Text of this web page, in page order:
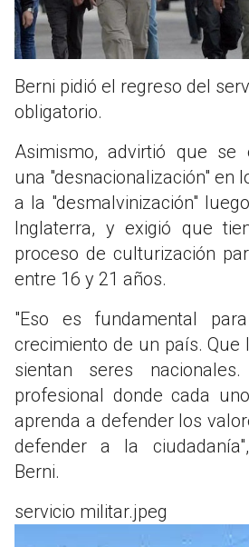
Berni pidió el regreso del
obligatorio.
Asimismo, advirtió que se
una "desnacionalización" en
a la "desmalvinización"
Inglaterra, y exigió que
proceso de culturización
entre 16 y 21 años.
"Eso es fundamental
crecimiento de un país. Que
sientan seres
profesional donde cada
aprenda a defender los
defender a la
Berni.
servicio militar.jpeg